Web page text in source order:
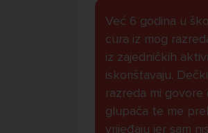
Već 6 godina u
cura iz mog
iz zajedničkih
iskorištavaju. Dečki
razreda mi govore
glupača te me
vrijeđaju jer sam